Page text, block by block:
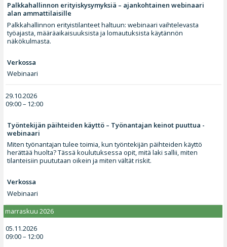
Palkkahallinnon erityiskysymyksiä – ajankohtainen webinaari
alan ammattilaisille
Palkkahallinnon erityistilanteet haltuun: webinaari vaihtelevasta
työajasta, määräaikaisuuksista ja lomautuksista käytännön
näkökulmasta.
Verkossa
Webinaari
29.10.2026
09:00 – 12:00
Työntekijän päihteiden käyttö – Työnantajan keinot puuttua -
webinaari
Miten työnantajan tulee toimia, kun työntekijän päihteiden käyttö
herättää huolta? Tässä koulutuksessa opit, mitä laki sallii, miten
tilanteisiin puututaan oikein ja miten vältät riskit.
Verkossa
Webinaari
marraskuu 2026
05.11.2026
09:00 – 12:00